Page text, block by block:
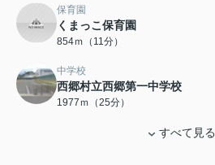
保育園
くまっこ保育園
854ｍ（11分）
中学校
西郷村立西郷第一中学校
1977ｍ（25分）
すべて見る